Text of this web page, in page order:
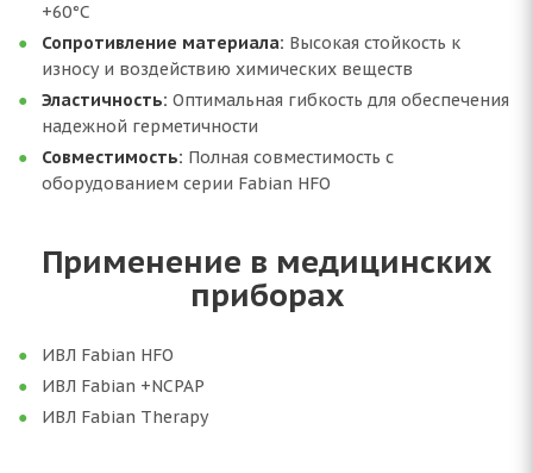
+60°C
Сопротивление материала: Высокая стойкость к
износу и воздействию химических веществ
Эластичность: Оптимальная гибкость для обеспечения
надежной герметичности
Совместимость: Полная совместимость с
оборудованием серии Fabian HFO
Применение в медицинских
приборах
ИВЛ Fabian HFO
ИВЛ Fabian +NCPAP
ИВЛ Fabian Therapy